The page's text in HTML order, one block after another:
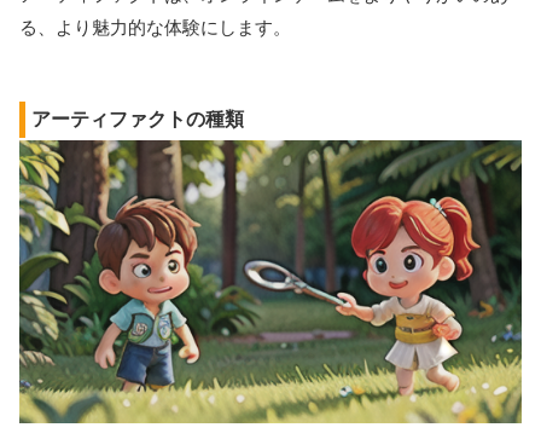
る、より魅力的な体験にします。
アーティファクトの種類